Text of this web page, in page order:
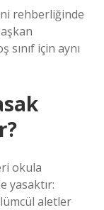
rehberliğinde
sınıf için aynı
okula
yasaktır:
aletler